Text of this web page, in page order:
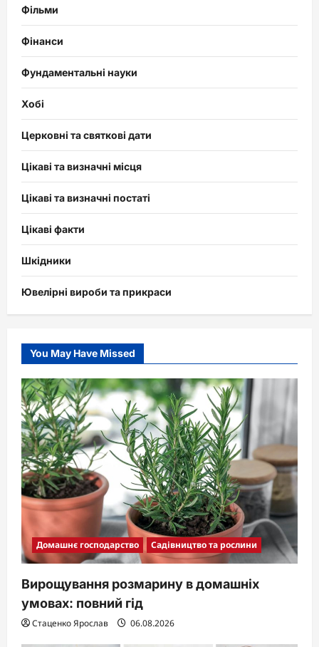
Фільми
Фінанси
Фундаментальні науки
Хобі
Церковні та святкові дати
Цікаві та визначні місця
Цікаві та визначні постаті
Цікаві факти
Шкідники
Ювелірні вироби та прикраси
You May Have Missed
Домашнє господарство Садівництво та рослини
Вирощування розмарину в домашніх
умовах: повний гід
Стаценко Ярослав 06.08.2026